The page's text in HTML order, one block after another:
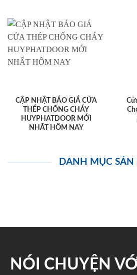
CẬP NHẬT BÁO GIÁ CỬA
THÉP CHỐNG CHÁY
HUYPHATDOOR MỚI
NHẤT HÔM NAY
DANH MỤC SẢN
NÓI CHUYỆN